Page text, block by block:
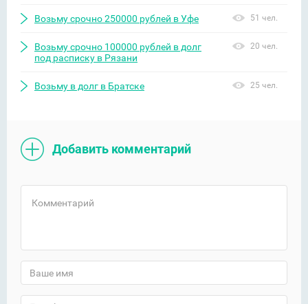
Возьму срочно 250000 рублей в Уфе 51 чел.
Возьму срочно 100000 рублей в долг
под расписку в Рязани
20 чел.
Возьму в долг в Братске 25 чел.
Добавить комментарий